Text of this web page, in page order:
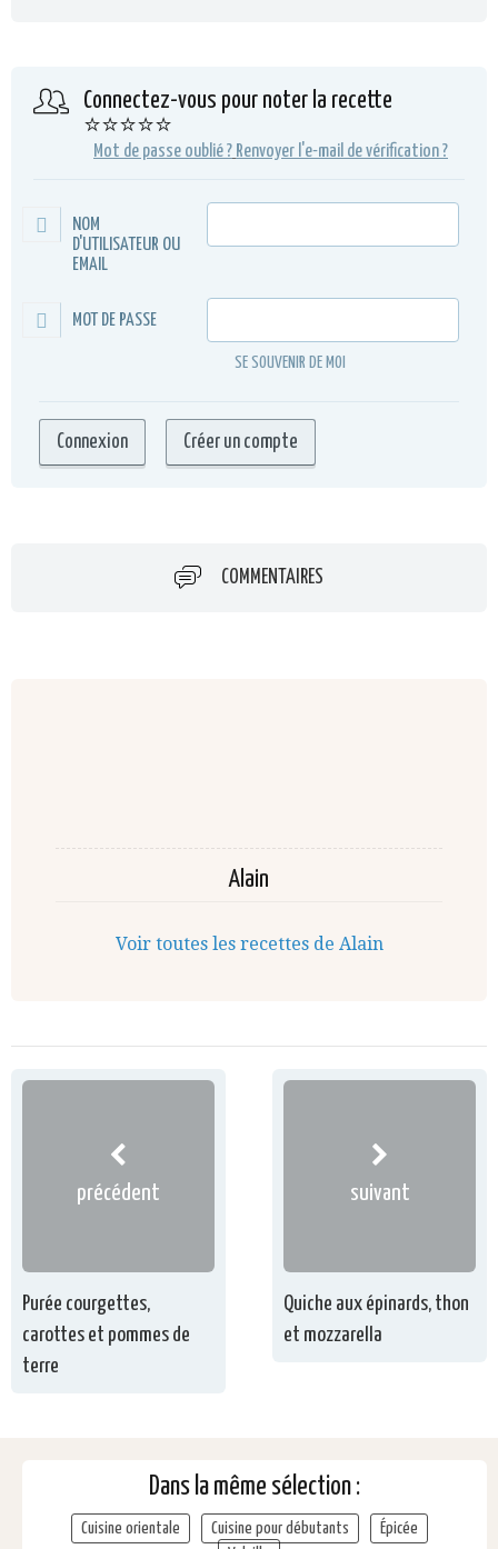
Connectez-vous pour noter la recette
⭐⭐⭐⭐⭐
Mot de passe oublié ? Renvoyer l'e-mail de vérification ?
NOM
D'UTILISATEUR OU
EMAIL
MOT DE PASSE
SE SOUVENIR DE MOI
COMMENTAIRES
Alain
Voir toutes les recettes de Alain
précédent
Purée courgettes,
carottes et pommes de
terre
suivant
Quiche aux épinards, thon
et mozzarella
Dans la même sélection :
Cuisine orientale Cuisine pour débutants
Épicée